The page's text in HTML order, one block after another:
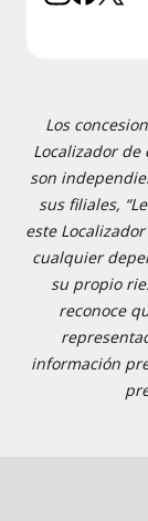
Los
Localizador de
son
sus filiales,
este
cualquier
su propio
reconoce
información